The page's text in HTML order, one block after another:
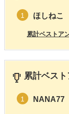
1 ほしねこ
累計ベストア
累計ベス
1 NANA77